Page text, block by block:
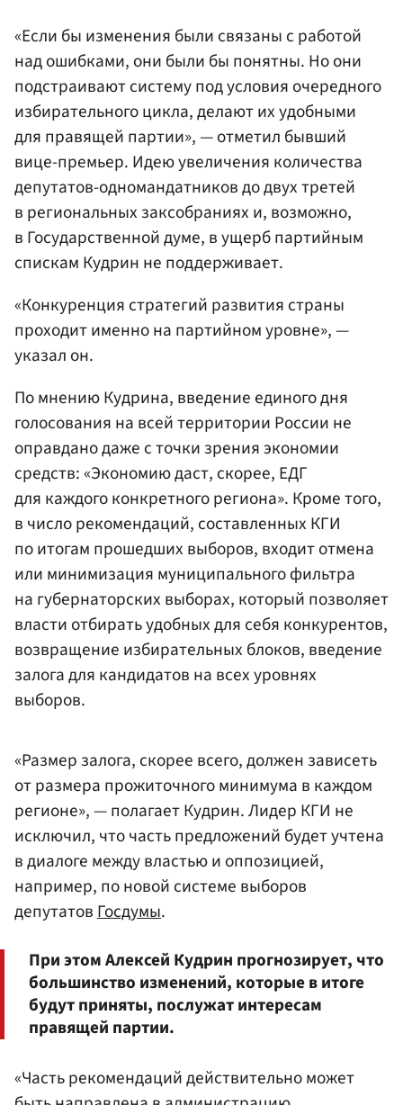
«Если бы изменения были связаны с работой
над ошибками, они были бы понятны. Но они
подстраивают систему под условия очередного
избирательного цикла, делают их удобными
для правящей партии», — отметил бывший
вице-премьер. Идею увеличения количества
депутатов-одномандатников до двух третей
в региональных заксобраниях и, возможно,
в Государственной думе, в ущерб партийным
спискам Кудрин не поддерживает.
«Конкуренция стратегий развития страны
проходит именно на партийном уровне», —
указал он.
По мнению Кудрина, введение единого дня
голосования на всей территории России не
оправдано даже с точки зрения экономии
средств: «Экономию даст, скорее, ЕДГ
для каждого конкретного региона». Кроме того,
в число рекомендаций, составленных КГИ
по итогам прошедших выборов, входит отмена
или минимизация муниципального фильтра
на губернаторских выборах, который позволяет
власти отбирать удобных для себя конкурентов,
возвращение избирательных блоков, введение
залога для кандидатов на всех уровнях
выборов.
«Размер залога, скорее всего, должен зависеть
от размера прожиточного минимума в каждом
регионе», — полагает Кудрин. Лидер КГИ не
исключил, что часть предложений будет учтена
в диалоге между властью и оппозицией,
например, по новой системе выборов
депутатовГосдумы.
При этом Алексей Кудрин прогнозирует, что
большинство изменений, которые в итоге
будут приняты, послужат интересам
правящей партии.
«Часть рекомендаций действительно может